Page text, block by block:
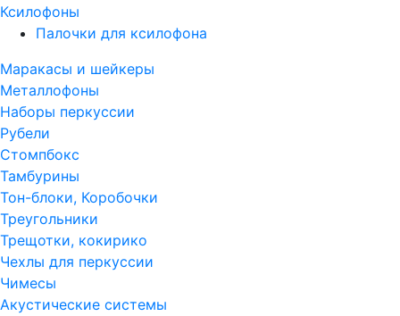
Ксилофоны
Палочки для ксилофона
Маракасы и шейкеры
Металлофоны
Наборы перкуссии
Рубели
Стомпбокс
Тамбурины
Тон-блоки, Коробочки
Треугольники
Трещотки, кокирико
Чехлы для перкуссии
Чимесы
Акустические системы